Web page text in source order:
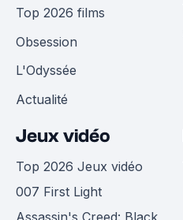
Top 2026 films
Obsession
L'Odyssée
Actualité
Jeux vidéo
Top 2026 Jeux vidéo
007 First Light
Assassin's Creed: Black